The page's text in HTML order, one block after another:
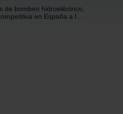
de bombeo hidroeléctrico,
en España a la